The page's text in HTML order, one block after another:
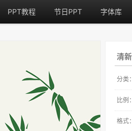
PPT教程 节日PPT 字体库
清
分类：
比例：
格式：